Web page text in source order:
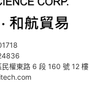
權東路 6 段 160 號 12 樓